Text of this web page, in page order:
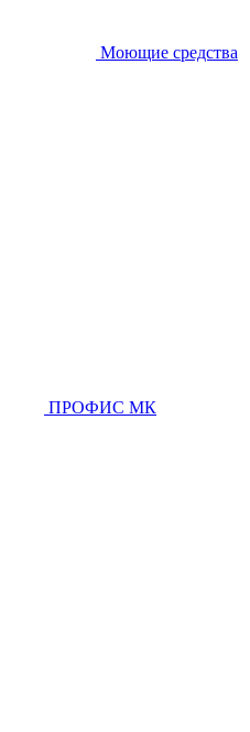
Моющие средства
ПРОФИС МК